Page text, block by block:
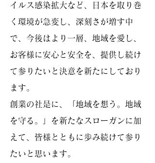
イルス感染拡大など、日本を取り巻
く環境が急変し、深刻さが増す中
で、今後はより一層、地域を愛し、
お客様に安心と安全を、提供し続け
て参りたいと決意を新たにしており
ます。
創業の社是に、「地域を想う。 地域
を守る。」を新たなスローガンに加
えて、皆様とともに歩み続けて参り
たいと思います。